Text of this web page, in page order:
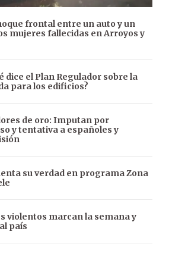
frontal entre un auto y un
mujeres fallecidas en Arroyos y
dice el Plan Regulador sobre la
para los edificios?
de oro: Imputan por
y tentativa a españoles y
su verdad en programa Zona
violentos marcan la semana y
país